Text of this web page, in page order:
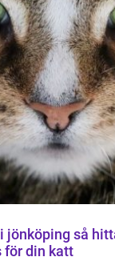
så hittar du en
för din katt